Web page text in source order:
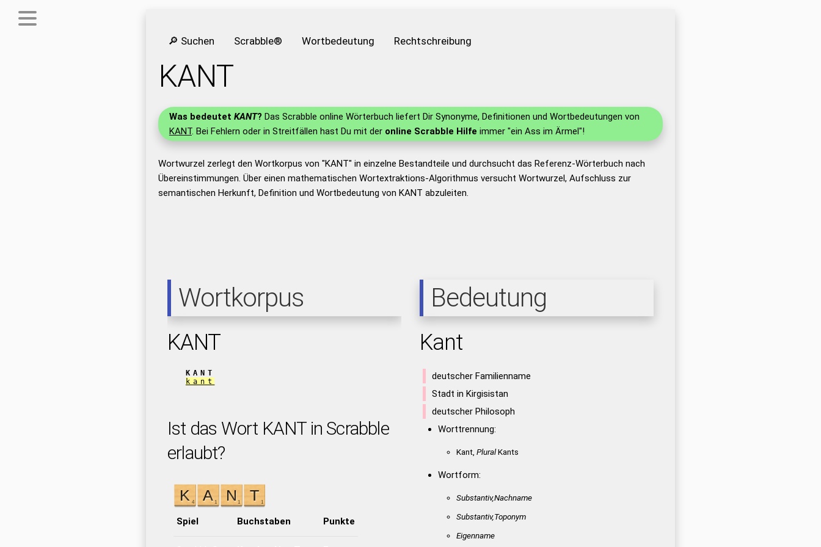
🔎 Suchen Scrabble® Wortbedeutung Rechtschreibung
KANT
Was bedeutet KANT? Das Scrabble online Wörterbuch liefert Dir Synonyme, Definitionen und Wortbedeutungen von
KANT. Bei Fehlern oder in Streitfällen hast Du mit der online Scrabble Hilfe immer "ein Ass im Ärmel"!
Wortwurzel zerlegt den Wortkorpus von "KANT" in einzelne Bestandteile und durchsucht das Referenz-Wörterbuch nach
Übereinstimmungen. Über einen mathematischen Wortextraktions-Algorithmus versucht Wortwurzel, Aufschluss zur
semantischen Herkunft, Definition und Wortbedeutung von KANT abzuleiten.
Wortkorpus
KANT
KANT
kant
Ist das Wort KANT in Scrabble
erlaubt?
Spiel Buchstaben Punkte
Bedeutung
Kant
deutscher Familienname
Stadt in Kirgisistan
deutscher Philosoph
Worttrennung:
Kant, PluralKants
Wortform:
Substantiv,Nachname
Substantiv,Toponym
Eigenname